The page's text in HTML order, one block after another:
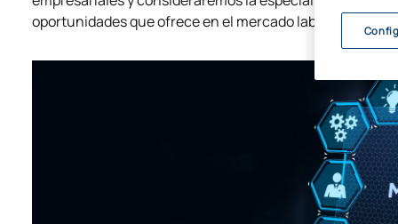
oportunidades que ofrece en el mercado laboral actual.